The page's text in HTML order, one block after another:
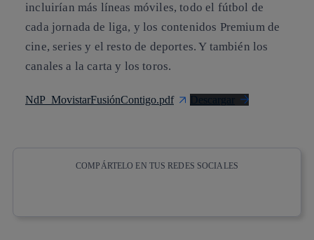
incluirían más líneas móviles, todo el fútbol de
cada jornada de liga, y los contenidos Premium de
cine, series y el resto de deportes. Y también los
canales a la carta y los toros.
NdP_MovistarFusiónContigo.pdf Descargar
COMPÁRTELO EN TUS REDES SOCIALES